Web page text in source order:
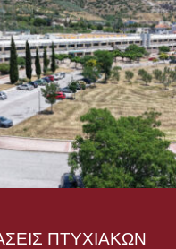
ΠΤΥΧΙΑΚΩΝ